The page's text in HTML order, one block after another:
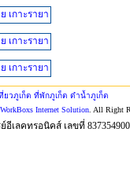
ยวภูเก็ต ที่พักภูเก็ต ดำน้ำภูเก็ต
WorkBoxs Internet Solution. All Right
เลคทรอนิคส์ เลขที่